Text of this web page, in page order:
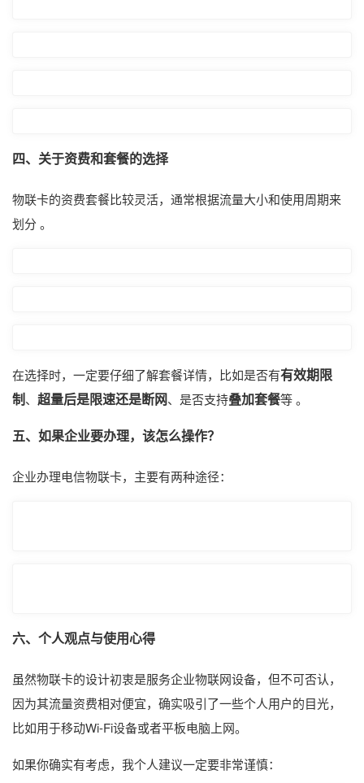
四、关于资费和套餐的选择
物联卡的资费套餐比较灵活，通常根据流量大小和使用周期来
划分 。
在选择时，一定要仔细了解套餐详情，比如是否有有效期限
制、 超量后是限速还是断网、是否支持叠加套餐等 。
五、如果企业要办理，该怎么操作？
企业办理电信物联卡，主要有两种途径：
六、个人观点与使用心得
虽然物联卡的设计初衷是服务企业物联网设备，但不可否认，
因为其流量资费相对便宜，确实吸引了一些个人用户的目光，
比如用于移动Wi-Fi设备或者平板电脑上网。
如果你确实有考虑，我个人建议一定要非常谨慎：